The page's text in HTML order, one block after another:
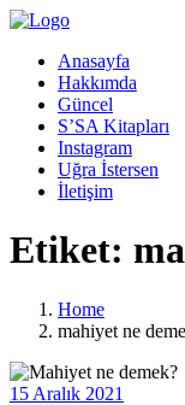
Anasayfa
Hakkımda
Güncel
S’SA Kitapları
Instagram
Uğra İstersen
İletişim
Etiket:
Home
mahiyet ne
15 Aralık 2021